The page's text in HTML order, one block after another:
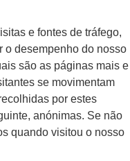
e fontes de tráfego,
o desempenho do nosso
são as páginas mais e
se movimentam
por estes
anónimas. Se não
quando visitou o nosso